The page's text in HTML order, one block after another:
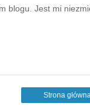
blogu. Jest mi
Strona główna